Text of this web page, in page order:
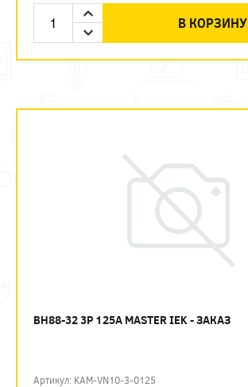
В КОРЗИНУ
ВН88-32 3P 125А MASTER IEK - ЗАКАЗ
Артикул: KAM-VN10-3-0125